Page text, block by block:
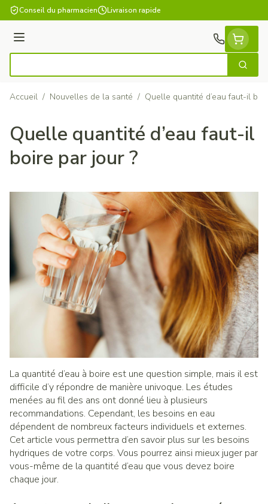
Aller au contenu
Conseil du pharmacien Livraison rapide
Menu
Accueil / Nouvelles de la santé / Quelle quantité d’eau faut-il
Quelle quantité d’eau faut-il
boire par jour ?
La quantité d’eau à boire est une question simple, mais il est
difficile d’y répondre de manière univoque. Les études
menées au fil des ans ont donné lieu à plusieurs
recommandations. Cependant, les besoins en eau
dépendent de nombreux facteurs individuels et externes.
Cet article vous permettra d’en savoir plus sur les besoins
hydriques de votre corps. Vous pourrez ainsi mieux juger par
vous-même de la quantité d’eau que vous devez boire
chaque jour.